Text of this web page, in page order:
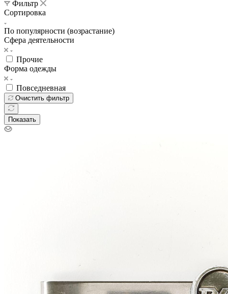
Фильтр
Сортировка
По популярности (возрастание)
Сфера деятельности
Прочие
Форма одежды
Повседневная
Очистить фильтр
Показать